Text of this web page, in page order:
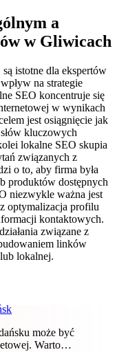
a
w Gliwicach
istotne dla ekspertów
na strategie
SEO koncentruje się
w wynikach
jest osiągnięcie jak
kluczowych
lokalne SEO skupia
związanych z
o to, aby firma była
produktów dostępnych
niezwykle ważna jest
optymalizacja profilu
kontaktowych.
związane z
linków
lokalnej.
może być
Warto…